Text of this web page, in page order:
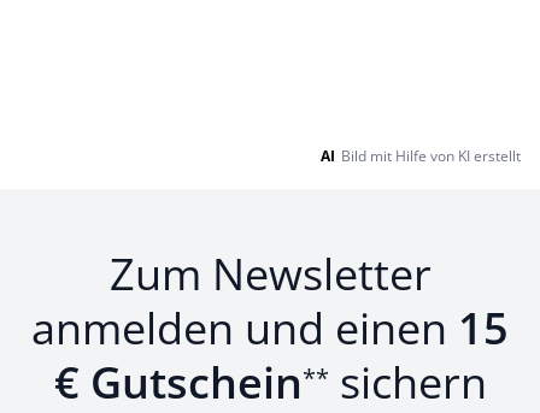
AI Bild mit Hilfe von KI erstellt
Zum Newsletter
anmelden und einen 15
€ Gutschein** sichern